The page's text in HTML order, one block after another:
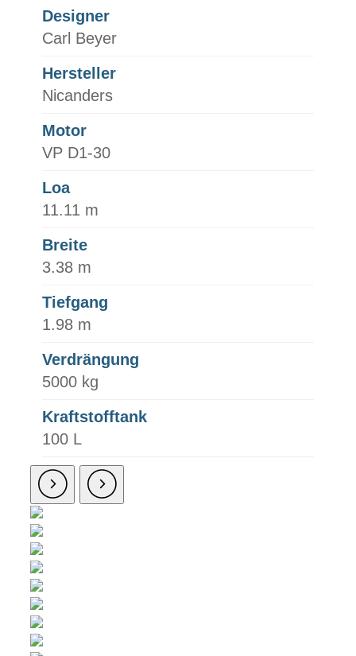
Designer
Carl Beyer
Hersteller
Nicanders
Motor
VP D1-30
Loa
11.11 m
Breite
3.38 m
Tiefgang
1.98 m
Verdrängung
5000 kg
Kraftstofftank
100 L